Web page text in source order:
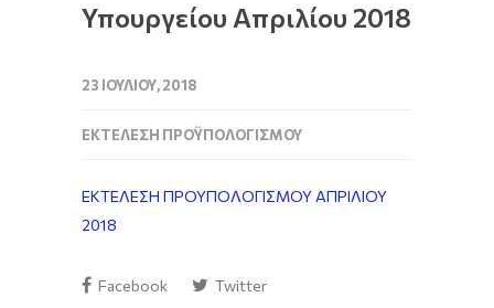
Υπουργείου Απριλίου 2018
23 ΙΟΥΛΊΟΥ, 2018
ΕΚΤΈΛΕΣΗ ΠΡΟΫΠΟΛΟΓΙΣΜΟΎ
ΕΚΤΕΛΕΣΗ ΠΡΟΥΠΟΛΟΓΙΣΜΟΥ ΑΠΡΙΛΙΟΥ
2018
Facebook Twitter